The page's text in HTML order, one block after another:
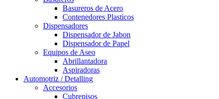
Basureros de Acero
Contenedores Plasticos
Dispensadores
Dispensador de Jabon
Dispensador de Papel
Equipos de Aseo
Abrillantadora
Aspiradoras
Automotriz / Detalling
Accesorios
Cubrepisos